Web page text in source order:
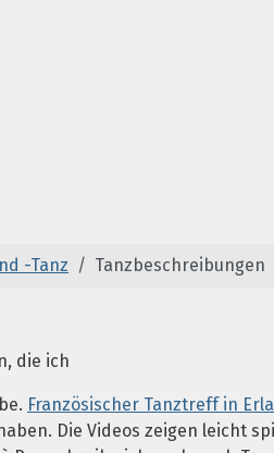
-Tanz Tanzbeschreibungen
die ich
Französischer Tanztreff in
Die Videos zeigen leicht